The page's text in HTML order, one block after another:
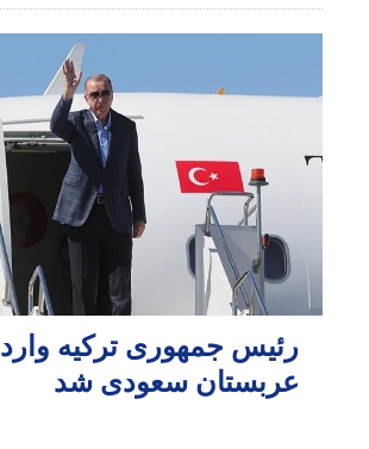
رئیس جمهوری ترکیه وارد
عربستان سعودی شد